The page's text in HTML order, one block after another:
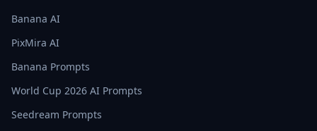
Banana AI
PixMira AI
Banana Prompts
World Cup 2026 AI Prompts
Seedream Prompts